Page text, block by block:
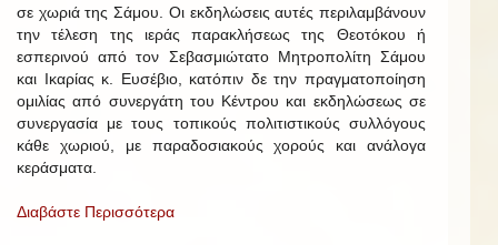
σε χωριά της Σάμου. Οι εκδηλώσεις αυτές περιλαμβάνουν
την τέλεση της ιεράς παρακλήσεως της Θεοτόκου ή
εσπερινού από τον Σεβασμιώτατο Μητροπολίτη Σάμου
και Ικαρίας κ. Ευσέβιο, κατόπιν δε την πραγματοποίηση
ομιλίας από συνεργάτη του Κέντρου και εκδηλώσεως σε
συνεργασία με τους τοπικούς πολιτιστικούς συλλόγους
κάθε χωριού, με παραδοσιακούς χορούς και ανάλογα
κεράσματα.
Διαβάστε Περισσότερα